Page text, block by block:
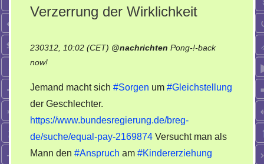
Verzerrung der Wirklichkeit
230312, 10:02 (CET) @nachrichten Pong-!-back
now!on
Dreiste
Verzerrung
der
Wirklichkeit
Jemand macht sich #Sorgen um #Gleichstellung
der Geschlechter.
https://www.bundesregierung.de/breg-
de/suche/equal-pay-2169874 Versucht man als
Mann den #Anspruch am #Kindererziehung